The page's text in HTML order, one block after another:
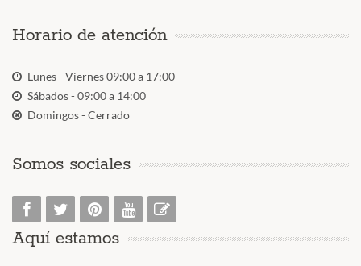
Horario de atención
Lunes - Viernes 09:00 a 17:00
Sábados - 09:00 a 14:00
Domingos - Cerrado
Somos sociales
Aquí estamos